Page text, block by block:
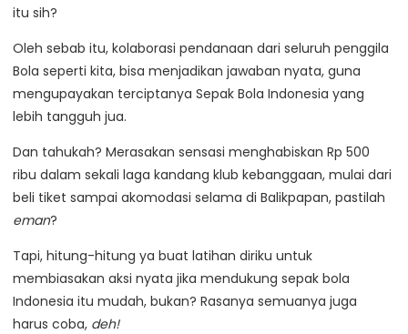
itu sih?
Oleh sebab itu, kolaborasi pendanaan dari seluruh penggila
Bola seperti kita, bisa menjadikan jawaban nyata, guna
mengupayakan terciptanya Sepak Bola Indonesia yang
lebih tangguh jua.
Dan tahukah? Merasakan sensasi menghabiskan Rp 500
ribu dalam sekali laga kandang klub kebanggaan, mulai dari
beli tiket sampai akomodasi selama di Balikpapan, pastilah
eman?
Tapi, hitung-hitung ya buat latihan diriku untuk
membiasakan aksi nyata jika mendukung sepak bola
Indonesia itu mudah, bukan? Rasanya semuanya juga
harus coba, deh!